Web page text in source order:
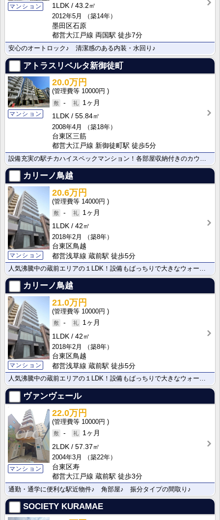
マンション
1LDK
43.2㎡
2012年5月
（築14年）
墨田区石原
都営大江戸線 両国駅 徒歩7分
安心のオートロック♪ 清潔感のある内装・水回り♪
アトラスリベルタ新御徒町
マンション
20.0万円
10000円
-
1ヶ月
1LDK
55.84㎡
2008年4月
（築18年）
台東区三筋
都営大江戸線 新御徒町駅 徒歩5分
設備充実の駅チカハイスペックマンション！各部屋収納付きのカウンターキッチン付き２LDK！南西角部屋で･･･
カリーノ鳥越
マンション
20.6万円
14000円
-
1ヶ月
1LDK
42㎡
2018年2月
（築8年）
台東区鳥越
都営浅草線 蔵前駅 徒歩5分
人気沸騰中の蔵前エリアの１LDK！設備もばっちりで大きなウォークインクローゼットが魅力的です！
カリーノ鳥越
マンション
21.0万円
10000円
-
1ヶ月
1LDK
42㎡
2018年2月
（築8年）
台東区鳥越
都営浅草線 蔵前駅 徒歩5分
人気沸騰中の蔵前エリアの１LDK！設備もばっちりで大きなウォークインクローゼットが魅力的です！
ヴァンヴェール
マンション
22.0万円
10000円
-
1ヶ月
2LDK
57.37㎡
2004年3月
（築22年）
台東区寿
都営大江戸線 蔵前駅 徒歩3分
通勤・通学に便利な駅近物件♪ 角部屋♪ 振分タイプの間取り♪
SOCIETY KURAMAE